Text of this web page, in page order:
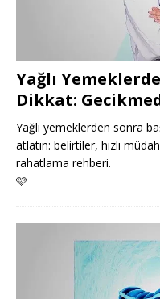
Yağlı
Dikkat:
Yağlı yemeklerden sonra
atlatın: belirtiler, hızlı
rahatlama rehberi.
🩷